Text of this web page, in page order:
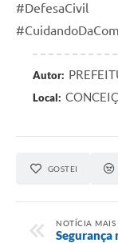
Autor:
Local:
GOSTEI
NOTÍCIA MAIS
Segurança